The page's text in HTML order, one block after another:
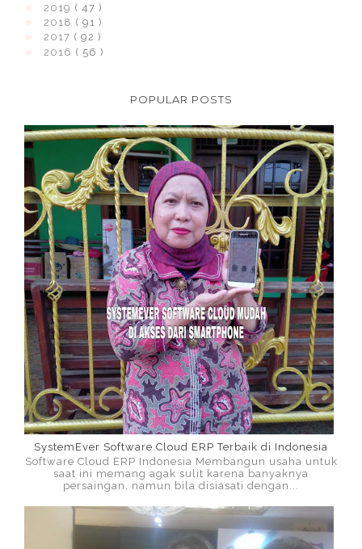
2019 ( 47 )
2018 ( 91 )
2017 ( 92 )
2016 ( 56 )
POPULAR POSTS
SystemEver Software Cloud ERP Terbaik di Indonesia
Software Cloud ERP Indonesia Membangun usaha untuk
saat ini memang agak sulit karena banyaknya
persaingan, namun bila disiasati dengan...